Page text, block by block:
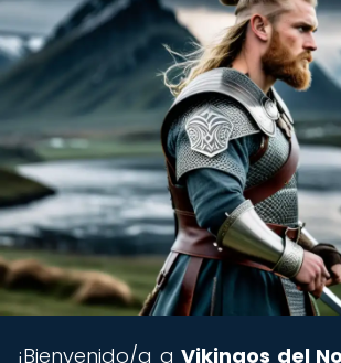
¡Bienvenido/a a Vikingos del